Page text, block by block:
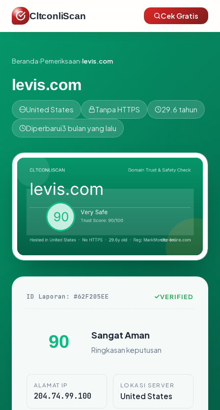
CltconliScan Cek Gratis
Beranda›Pemeriksaan›levis.com
levis.com
United States Tanpa HTTPS 29.6 tahun
Diperbarui3 bulan yang lalu
ID Laporan: #62F205EE VERIFIED
90 Sangat Aman
Ringkasan keputusan
ALAMAT IP
204.74.99.100
LOKASI SERVER
United States